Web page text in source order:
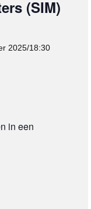
(SIM)
2025/18:30
in een